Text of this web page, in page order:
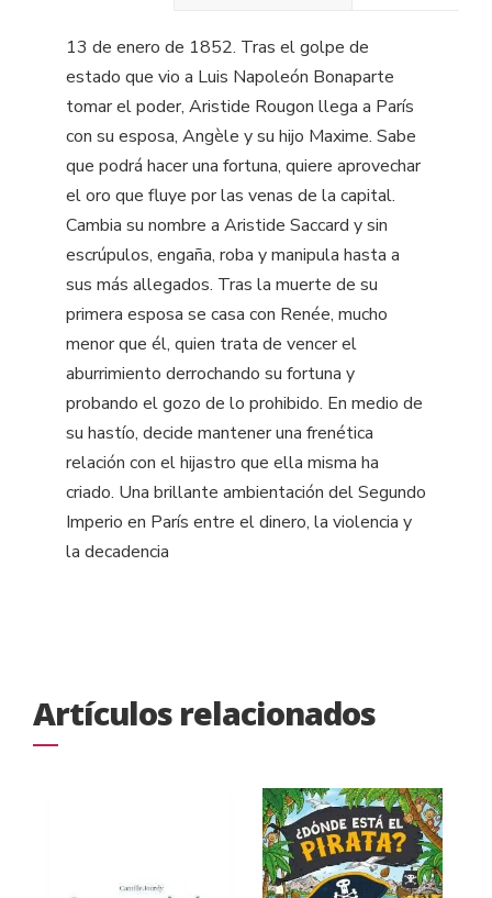
13 de enero de 1852. Tras el golpe de
estado que vio a Luis Napoleón Bonaparte
tomar el poder, Aristide Rougon llega a París
con su esposa, Angèle y su hijo Maxime. Sabe
que podrá hacer una fortuna, quiere aprovechar
el oro que fluye por las venas de la capital.
Cambia su nombre a Aristide Saccard y sin
escrúpulos, engaña, roba y manipula hasta a
sus más allegados. Tras la muerte de su
primera esposa se casa con Renée, mucho
menor que él, quien trata de vencer el
aburrimiento derrochando su fortuna y
probando el gozo de lo prohibido. En medio de
su hastío, decide mantener una frenética
relación con el hijastro que ella misma ha
criado. Una brillante ambientación del Segundo
Imperio en París entre el dinero, la violencia y
la decadencia
Artículos relacionados